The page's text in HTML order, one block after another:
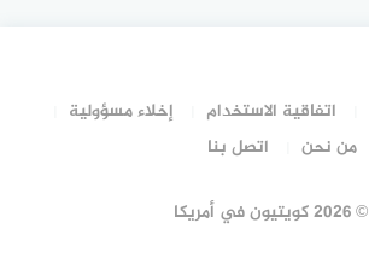
اتفاقية الاستخدام
إخلاء مسؤولية
من نحن
اتصل بنا
©2026 كويتيون في أمريكا